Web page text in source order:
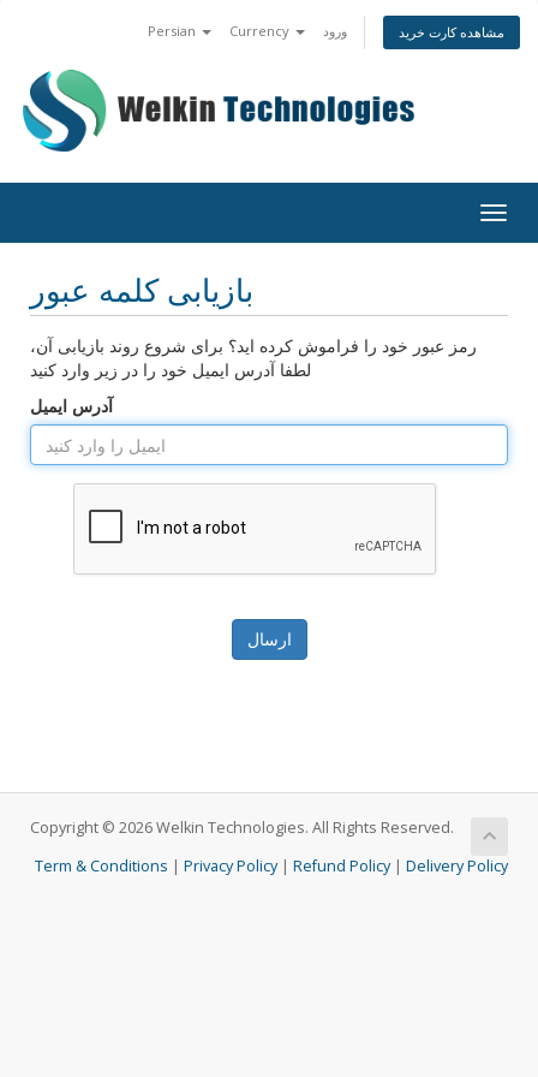
Persian Currency ورود مشاهده کارت خرید
بازیابی کلمه عبور
رمز عبور خود را فراموش کرده اید؟ برای شروع روند بازیابی آن،
لطفا آدرس ایمیل خود را در زیر وارد کنید
آدرس ایمیل
ارسال
Copyright © 2026 Welkin Technologies. All Rights Reserved.
Term & Conditions | Privacy Policy| Refund Policy| Delivery Policy